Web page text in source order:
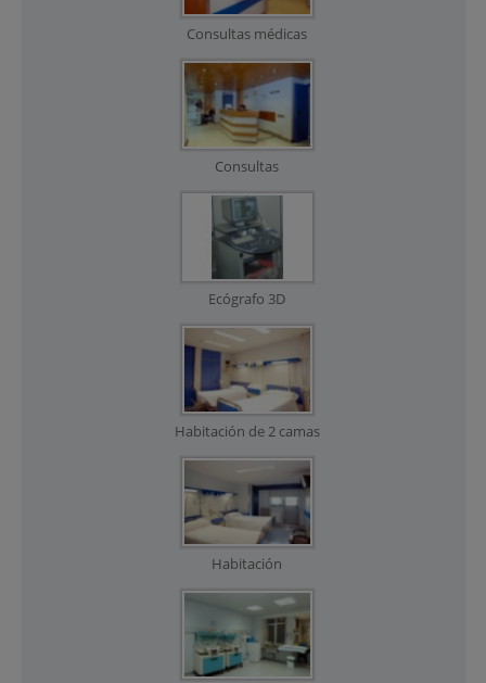
Consultas médicas
Consultas
Ecógrafo 3D
Habitación de 2 camas
Habitación